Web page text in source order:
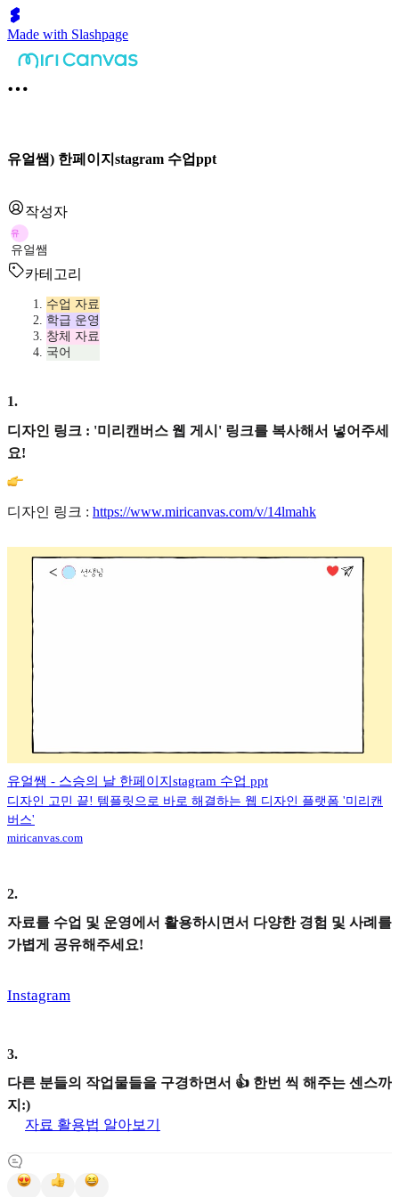
Made with Slashpage
유얼쌤) 한페이지stagram 수업ppt
작성자
유
유얼쌤
카테고리
수업 자료
학급 운영
창체 자료
국어
1.
디자인 링크 : '미리캔버스 웹 게시' 링크를 복사해서 넣어주세
요!
디자인 링크 : https://www.miricanvas.com/v/14lmahk
유얼쌤 - 스승의 날 한페이지stagram 수업 ppt
디자인 고민 끝! 템플릿으로 바로 해결하는 웹 디자인 플랫폼 '미리캔
버스'
miricanvas.com
2.
자료를 수업 및 운영에서 활용하시면서 다양한 경험 및 사례를
가볍게 공유해주세요!
Instagram
3.
다른 분들의 작업물들을 구경하면서 👍 한번 씩 해주는 센스까
지:)
자료 활용법 알아보기